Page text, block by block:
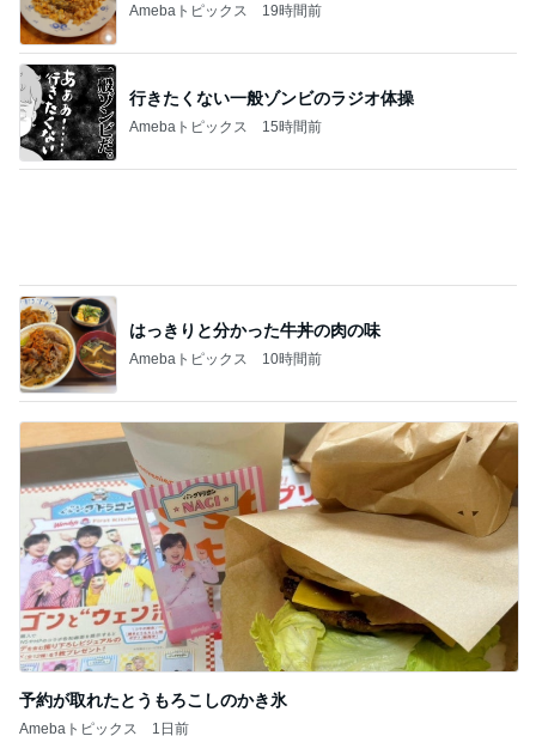
Amebaトピックス 10時間前
予約が取れたとうもろこしのかき氷
Amebaトピックス
記事を読む
森口博子 41個のドーナツに感激
Amebaトピックス 1日前
ついにポチした人気のハイライト
Amebaトピックス 2日前